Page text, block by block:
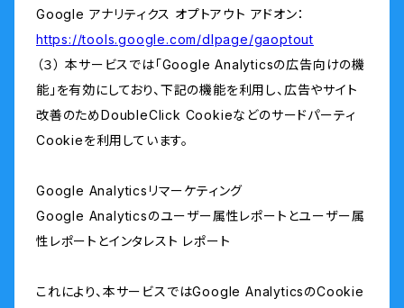
Google アナリティクス オプトアウト アドオン：
https://tools.google.com/dlpage/gaoptout
（３） 本サービスでは「Google Analyticsの広告向けの機
能」を有効にしており、下記の機能を利用し、広告やサイト
改善のためDoubleClick Cookieなどのサードパーティ
Cookieを利用しています。
Google Analyticsリマーケティング
Google Analyticsのユーザー属性レポートとユーザー属
性レポートとインタレスト レポート
これにより、本サービスではGoogle AnalyticsのCookie